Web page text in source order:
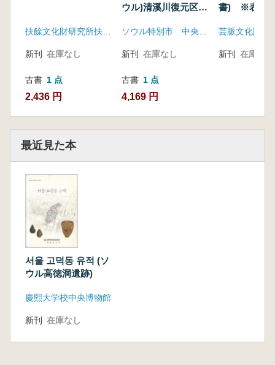
新刊 在庫なし
古書 1 点
2,436 円
ウル)清溪川復元区間
新刊 在庫なし
古書 1 点
4,169 円
書) ※表紙
芸脈文化財研
新刊 在庫なし
最近見た本
서울 고덕동 유적 (ソ
ウル高徳洞遺跡)
慶熙大学校中央博物館
新刊 在庫なし